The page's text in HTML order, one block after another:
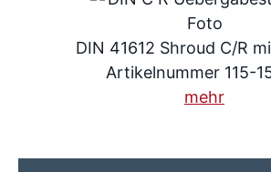
DIN 41612 Shroud C/R
Artikelnummer 115-
mehr